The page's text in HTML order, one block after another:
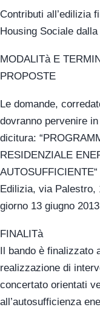
Contributi all’edilizia
Housing Sociale
MODALITà E
PROPOSTE
Le domande,
dovranno pervenire
dicitura:
RESIDENZIALE
Edilizia, via Palestro,
giorno 13 giugno
FINALITà
Il bando è finalizzato
realizzazione di
concertato orientati
all’autosufficienza